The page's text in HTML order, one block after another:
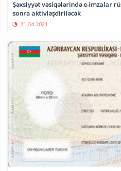
Şəxsiyyət vəsiqələrində e-imzalar
sonra aktivləşdiriləcək
21-04-2021